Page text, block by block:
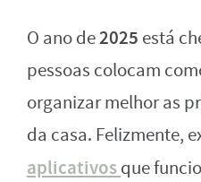
O ano de2025 está
pessoas colocam
organizar melhor as
da casa. Felizmente,
aplicativosque